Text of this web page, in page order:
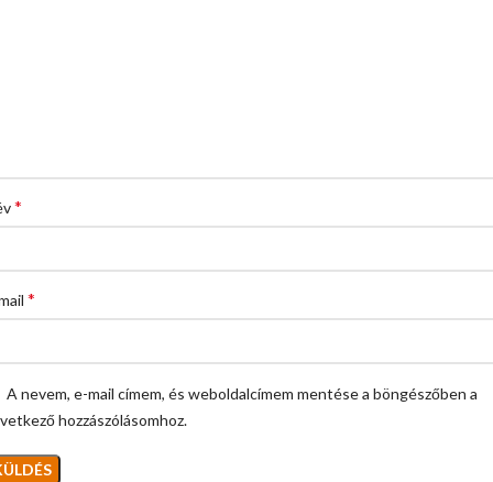
*
*
A nevem, e-mail címem, és weboldalcímem mentése a böngészőben a
hozzászólásomhoz.